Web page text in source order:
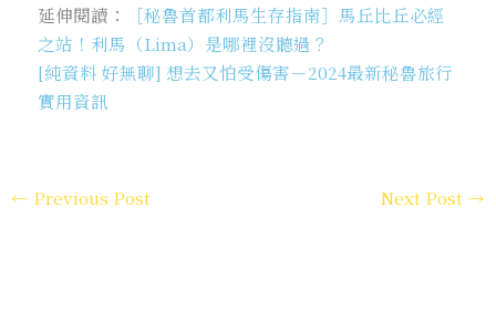
延伸閱讀：
［秘魯首都利馬生存指南］馬丘比丘必經
之站！利馬（Lima）是哪裡沒聽過？
[純資料 好無聊] 想去又怕受傷害－2024最新秘魯旅行
實用資訊
← Previous Post Next Post→